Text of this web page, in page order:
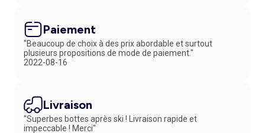
Paiement
"Beaucoup de choix à des prix abordable et surtout
plusieurs propositions de mode de paiement."
2022-08-16
Livraison
"Superbes bottes après ski ! Livraison rapide et
impeccable ! Merci"